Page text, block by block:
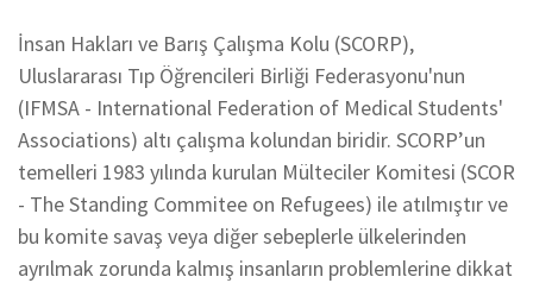
İnsan Hakları ve Barış Çalışma Kolu (SCORP),
Uluslararası Tıp Öğrencileri Birliği Federasyonu'nun
(IFMSA - International Federation of Medical Students'
Associations) altı çalışma kolundan biridir. SCORP’un
temelleri 1983 yılında kurulan Mülteciler Komitesi (SCOR
- The Standing Commitee on Refugees) ile atılmıştır ve
bu komite savaş veya diğer sebeplerle ülkelerinden
ayrılmak zorunda kalmış insanların problemlerine dikkat